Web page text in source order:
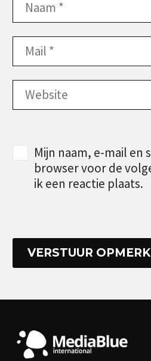
Mijn naam, e-mail en
browser voor de
ik een reactie plaats.
VERSTUUR